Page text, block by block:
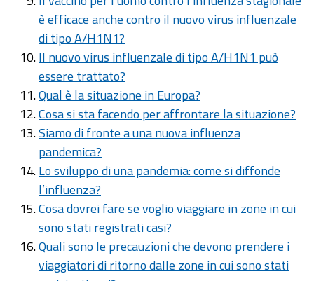
è efficace anche contro il nuovo virus influenzale
di tipo A/H1N1?
Il nuovo virus influenzale di tipo A/H1N1 può
essere trattato?
Qual è la situazione in Europa?
Cosa si sta facendo per affrontare la situazione?
Siamo di fronte a una nuova influenza
pandemica?
Lo sviluppo di una pandemia: come si diffonde
l’influenza?
Cosa dovrei fare se voglio viaggiare in zone in cui
sono stati registrati casi?
Quali sono le precauzioni che devono prendere i
viaggiatori di ritorno dalle zone in cui sono stati